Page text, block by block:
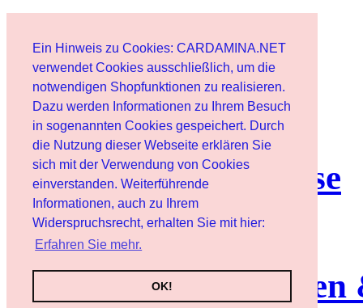
Ein Hinweis zu Cookies: CARDAMINA.NET
verwendet Cookies ausschließlich, um die
notwendigen Shopfunktionen zu realisieren.
Dazu werden Informationen zu Ihrem Besuch
in sogenannten Cookies gespeichert. Durch
die Nutzung dieser Webseite erklären Sie
sich mit der Verwendung von Cookies
einverstanden. Weiterführende
Informationen, auch zu Ihrem
Widerspruchsrecht, erhalten Sie mit hier:
Erfahren Sie mehr.
OK!
Benutzer
Newsletter
Nutzungshinweise
Service